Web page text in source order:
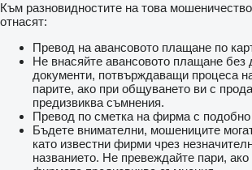
Към разновидностите на това
отнасят:
Превод на авансовото плащане по
Не внасяйте авансовото плащане без
документи, потвърждаващи процеса
парите, ако при общуването ви с
предизвиква съмнения.
Превод по сметка на фирма с
Бъдете внимателни, мошениците
като известни фирми чрез
названието. Не превеждайте пари, ако